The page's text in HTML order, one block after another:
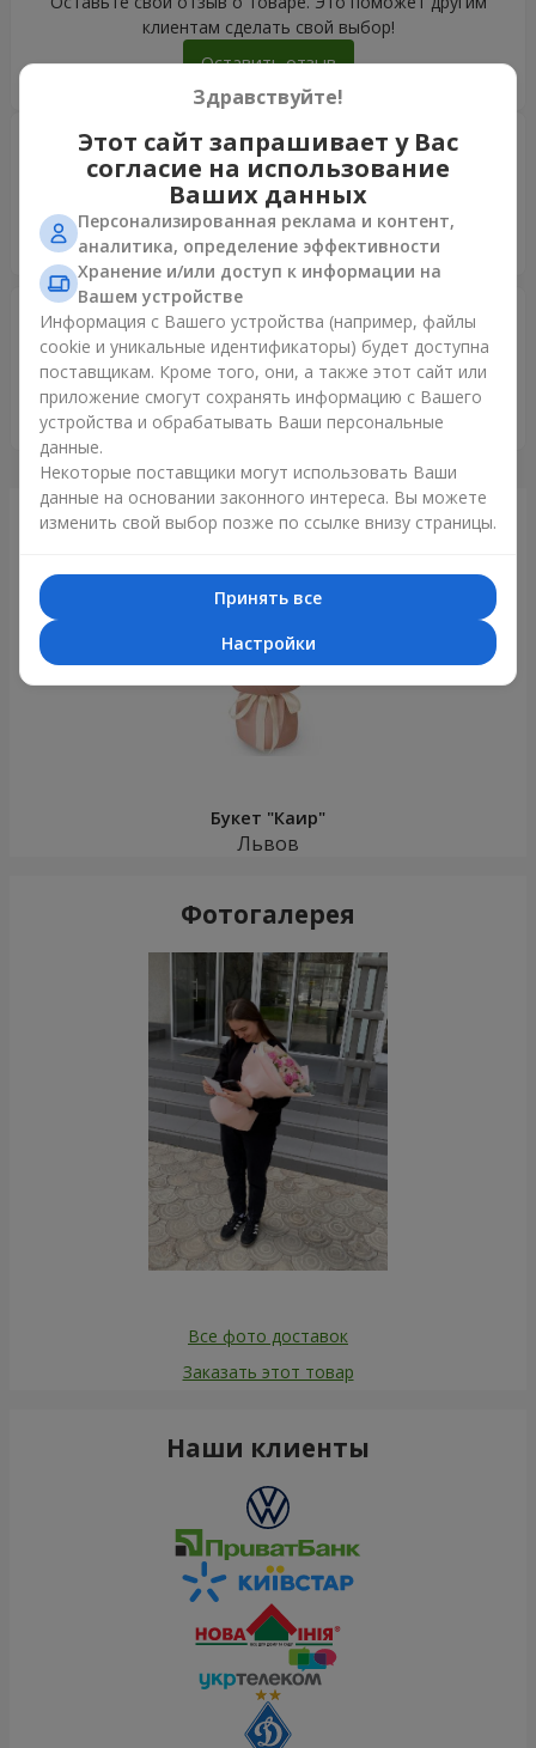
Oleksii Shevchenko 07.09.2022
5
Спасибо вам большое , невероятный обслуживание
клиентов , всё во время , все очень счастливы , спасибо
вам большое
Oleksii Shevchenko 07.09.2022
5
Спасибо вам большое , невероятный обслуживание
клиентов , всё во время , все очень счастливы , спасибо
вам большое ❤️❤️❤️
клиентам сделать свой выбор!
Оставить отзыв
Только что доставили
Букет "Каир"
Львов
Фотогалерея
Все фото доставок
Заказать этот товар
Наши клиенты
Здравствуйте!
Этот сайт запрашивает у Вас
согласие на использование
Ваших данных
Персонализированная реклама и контент,
аналитика, определение эффективности
Хранение и/или доступ к информации на
Вашем устройстве
Информация с Вашего устройства (например, файлы
cookie и уникальные идентификаторы) будет доступна
поставщикам. Кроме того, они, а также этот сайт или
приложение смогут сохранять информацию с Вашего
устройства и обрабатывать Ваши персональные
данные.
Некоторые поставщики могут использовать Ваши
данные на основании законного интереса. Вы можете
изменить свой выбор позже по ссылке внизу страницы.
Принять все
Настройки